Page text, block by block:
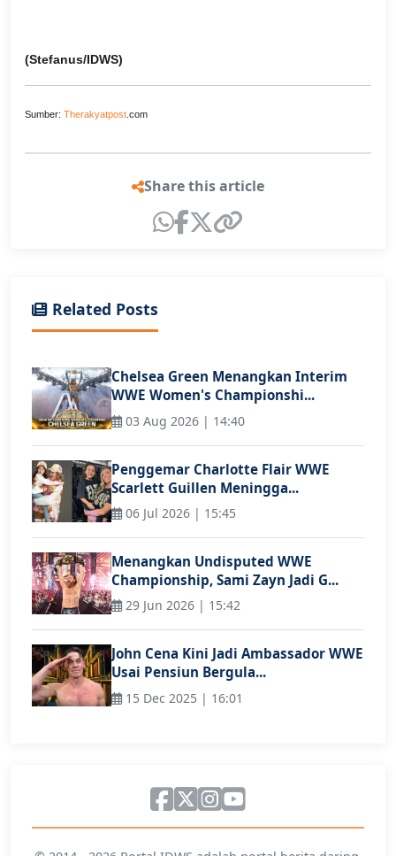
(Stefanus/IDWS)
Sumber: Therakyatpost .com
Share this article
Related Posts
Chelsea Green Menangkan Interim
WWE Women's Championshi...
03 Aug 2026 | 14:40
Penggemar Charlotte Flair WWE
Scarlett Guillen Meningga...
06 Jul 2026 | 15:45
Menangkan Undisputed WWE
Championship, Sami Zayn Jadi G...
29 Jun 2026 | 15:42
John Cena Kini Jadi Ambassador WWE
Usai Pensiun Bergula...
15 Dec 2025 | 16:01